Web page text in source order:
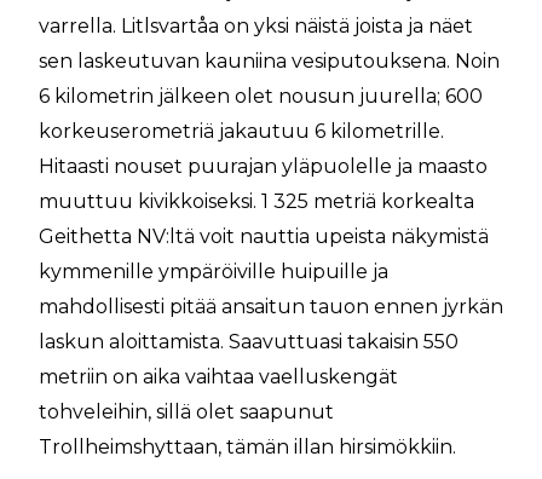
varrella. Litlsvartåa on yksi näistä joista ja näet
sen laskeutuvan kauniina vesiputouksena. Noin
6 kilometrin jälkeen olet nousun juurella; 600
korkeuserometriä jakautuu 6 kilometrille.
Hitaasti nouset puurajan yläpuolelle ja maasto
muuttuu kivikkoiseksi. 1 325 metriä korkealta
Geithetta NV:ltä voit nauttia upeista näkymistä
kymmenille ympäröiville huipuille ja
mahdollisesti pitää ansaitun tauon ennen jyrkän
laskun aloittamista. Saavuttuasi takaisin 550
metriin on aika vaihtaa vaelluskengät
tohveleihin, sillä olet saapunut
Trollheimshyttaan, tämän illan hirsimökkiin.